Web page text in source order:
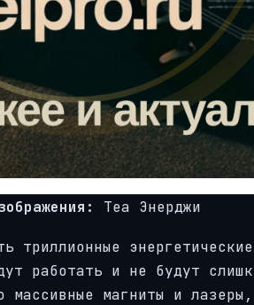
Теа Энерджи
триллионные
работать и не будут
магниты и